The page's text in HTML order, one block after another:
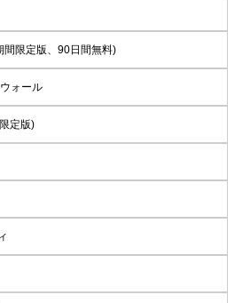
間限定版、90日間無料)
ォール
定版)